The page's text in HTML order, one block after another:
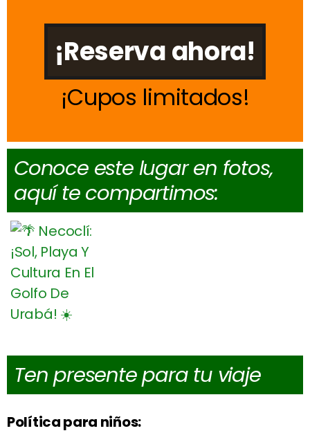
¡Reserva ahora!
Cupos limitados
Conoce este lugar en fotos,
aquí te compartimos:
Ten presente para tu viaje
Política para niños: